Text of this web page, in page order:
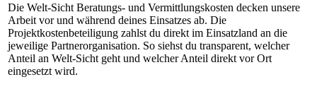
Die Welt-Sicht Beratungs- und Vermittlungskosten decken unsere
Arbeit vor und während deines Einsatzes ab. Die
Projektkostenbeteiligung zahlst du direkt im Einsatzland an die
jeweilige Partnerorganisation. So siehst du transparent, welcher
Anteil an Welt-Sicht geht und welcher Anteil direkt vor Ort
eingesetzt wird.